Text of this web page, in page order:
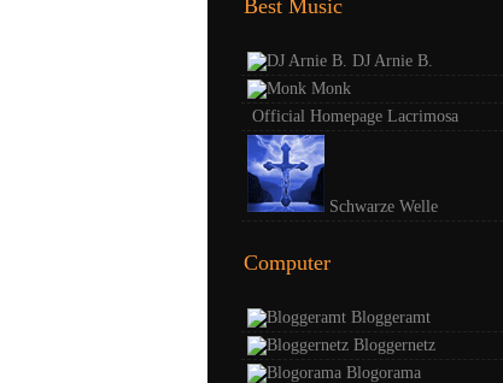
Best Music
DJ Arnie B.
Monk
Official Homepage Lacrimosa
Schwarze Welle
Computer
Bloggeramt
Bloggernetz
Blogorama